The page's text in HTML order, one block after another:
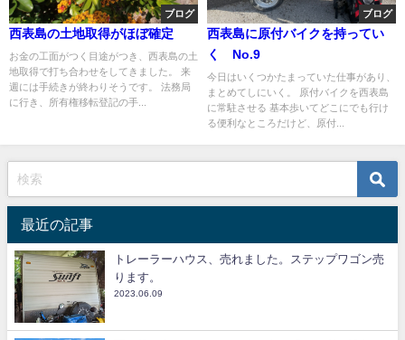
ブログ
西表島の土地取得がほぼ確定
お金の工面がつく目途がつき、西表島の土
地取得で打ち合わせをしてきました。 来
週には手続きが終わりそうです。 法務局
に行き、所有権移転登記の手...
ブログ
西表島に原付バイクを持ってい
く No.9
今日はいくつかたまっていた仕事があり、
まとめてしにいく。 原付バイクを西表島
に常駐させる 基本歩いてどこにでも行け
る便利なところだけど、原付...
最近の記事
トレーラーハウス、売れました。ステップワゴン売
ります。
2023.06.09